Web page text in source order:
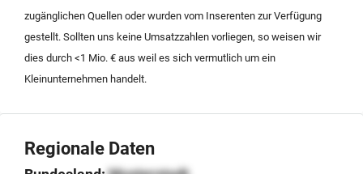
vielseitige Ertragsstruktur in einer touristisch geprägten
Region dar.
zugänglichen Quellen oder wurden vom Inserenten zur Verfügung
gestellt. Sollten uns keine Umsatzzahlen vorliegen, so weisen wir
dies durch <1 Mio. € aus weil es sich vermutlich um ein
Kleinunternehmen handelt.
Regionale Daten